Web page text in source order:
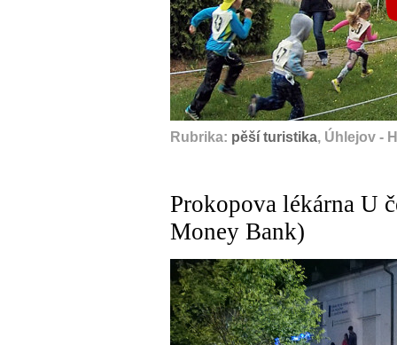
Rubrika: pěší turistika, Úhlejov -
Prokopova lékárna U
Money Bank)